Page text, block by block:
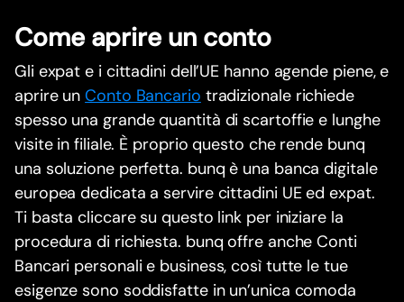
Come aprire un conto
Gli expat e i cittadini dell’UE hanno agende piene, e
aprire unConto Bancario tradizionale richiede
spesso una grande quantità di scartoffie e lunghe
visite in filiale. È proprio questo che rende bunq
una soluzione perfetta. bunq è una banca digitale
europea dedicata a servire cittadini UE ed expat.
Ti basta cliccare su questo link per iniziare la
procedura di richiesta. bunq offre anche Conti
Bancari personali e business, così tutte le tue
esigenze sono soddisfatte in un’unica comoda